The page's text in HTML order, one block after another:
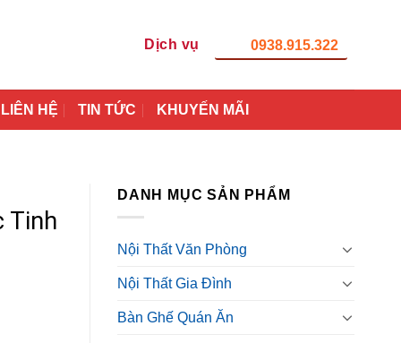
Dịch vụ 0938.915.322
LIÊN HỆ TIN TỨC KHUYẾN MÃI
DANH MỤC SẢN PHẨM
Nội Thất Văn Phòng
Nội Thất Gia Đình
Bàn Ghế Quán Ăn
Tinh